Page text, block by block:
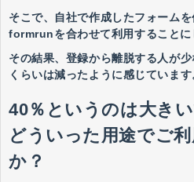
そこで、自社で作成したフォームを
formrunを合わせて利用することに
その結果、登録から離脱する人が
くらいは減ったように感じています
40％というのは大き
どういった用途でご
か？